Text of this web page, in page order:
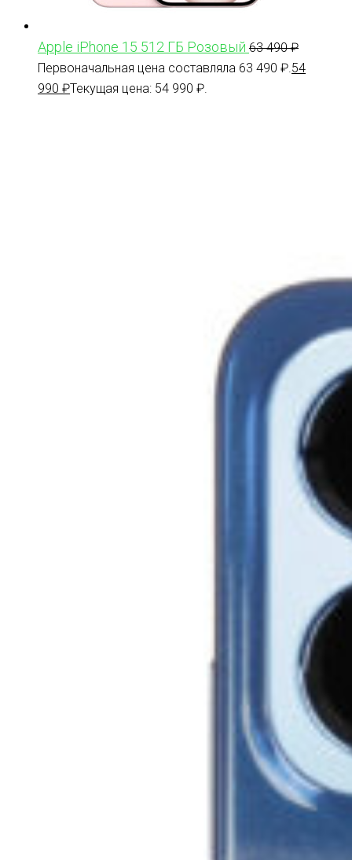
Apple iPhone 15 512 ГБ Розовый 63 490₽
Первоначальная цена составляла 63 490 ₽. 54
990 ₽Текущая цена: 54 990 ₽.